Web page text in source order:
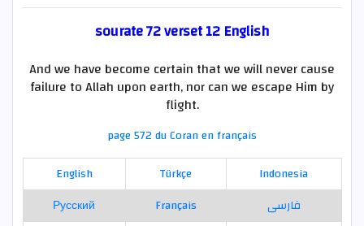
sourate 72 verset 12 English
And we have become certain that we will never cause
failure to Allah upon earth, nor can we escape Him by
flight.
page 572 du Coran en français
English
Türkçe
Indonesia
Русский
Français
فارسی